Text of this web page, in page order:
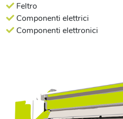
Feltro
Componenti elettrici
Componenti elettronici